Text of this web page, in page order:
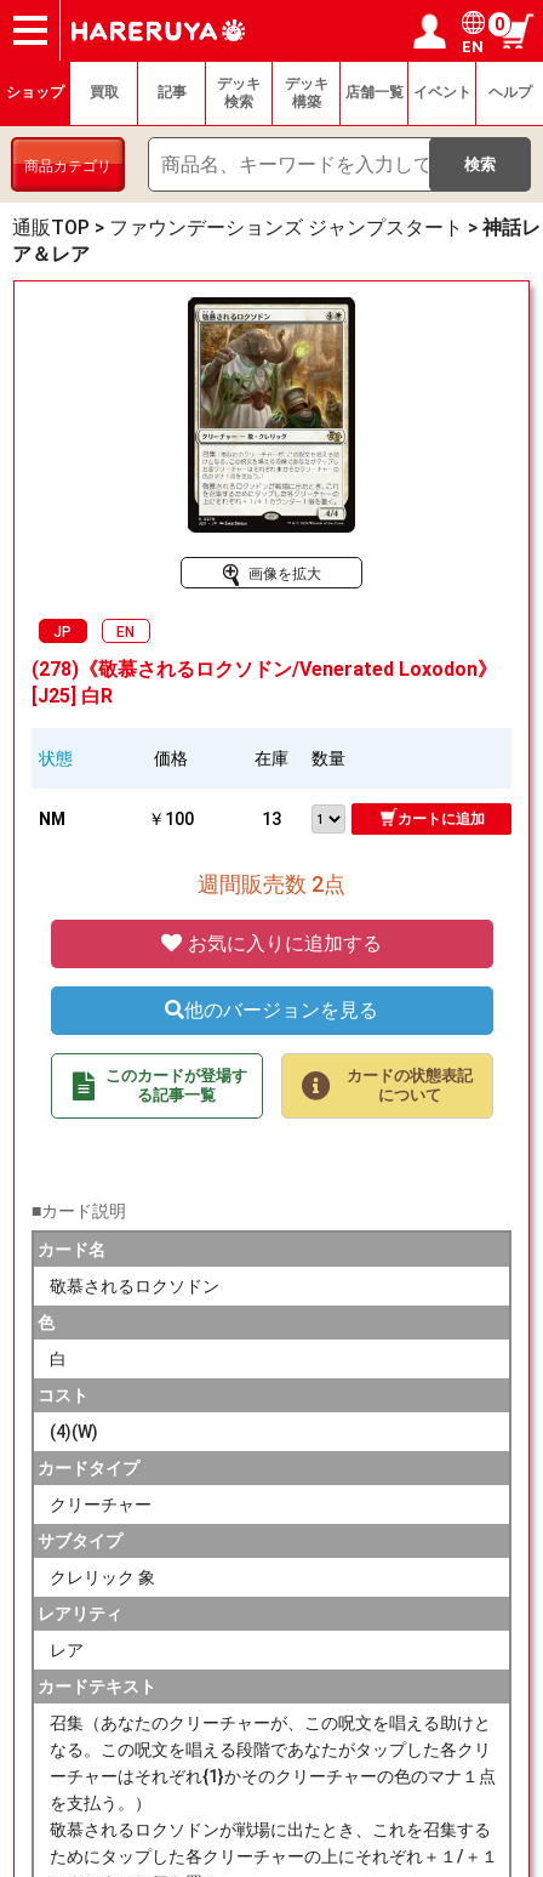
ショップ
買取
記事
デッキ検索
デッキ構築
選手一覧
店舗一覧
イベント
ヘルプ
お問い合わせ ログイン／会員登録
マイページ
EN
0
ショップ 買取 記事
デッキ
検索
デッキ
構築
店舗一覧 イベント ヘルプ
商品カテゴリ
通販TOP > ファウンデーションズ ジャンプスタート > 神話レ
ア＆レア
画像を拡大
JP EN
(278)《敬慕されるロクソドン/Venerated Loxodon》
[J25] 白R
状態 価格 在庫 数量
NM ￥100 13 カートに追加
週間販売数 2点
お気に入りに追加する
他のバージョンを見る
このカードが登場す
る記事一覧
カードの状態表記
について
■カード説明
カード名
敬慕されるロクソドン
色
白
コスト
(4)(W)
カードタイプ
クリーチャー
サブタイプ
クレリック 象
レアリティ
レア
カードテキスト
召集（あなたのクリーチャーが、この呪文を唱える助けと
なる。この呪文を唱える段階であなたがタップした各クリ
ーチャーはそれぞれ{1}かそのクリーチャーの色のマナ１点
を支払う。）
敬慕されるロクソドンが戦場に出たとき、これを召集する
ためにタップした各クリーチャーの上にそれぞれ＋１/＋１